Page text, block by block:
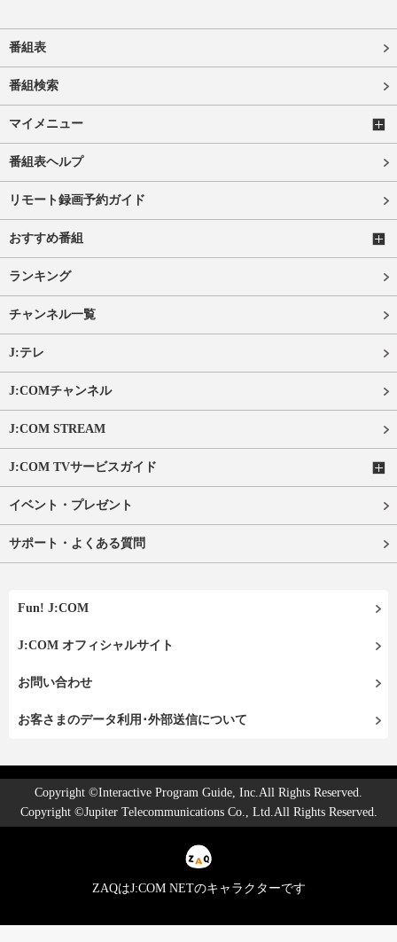
番組表
番組検索
マイメニュー
番組表ヘルプ
リモート録画予約ガイド
おすすめ番組
ランキング
チャンネル一覧
J:テレ
J:COMチャンネル
J:COM STREAM
J:COM TVサービスガイド
イベント・プレゼント
サポート・よくある質問
Fun! J:COM
J:COM オフィシャルサイト
お問い合わせ
お客さまのデータ利用･外部送信について
Copyright ©Interactive Program Guide, Inc.All Rights Reserved.
Copyright ©Jupiter Telecommunications Co., Ltd.All Rights Reserved.
ZAQはJ:COM NETのキャラクターです